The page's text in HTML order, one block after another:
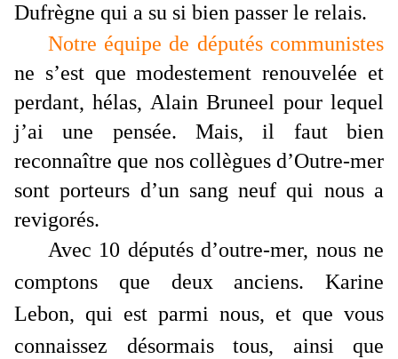
Dufrègne qui a su si bien passer le relais.
Notre équipe de députés communistes
ne s’est que modestement renouvelée et
perdant, hélas, Alain Bruneel pour lequel
j’ai une pensée. Mais, il faut bien
reconnaître que nos collègues d’Outre-mer
sont porteurs d’un sang neuf qui nous a
revigorés.
Avec 10 députés d’outre-mer, nous ne
comptons que deux anciens. Karine
Lebon, qui est parmi nous, et que vous
connaissez désormais tous, ainsi que